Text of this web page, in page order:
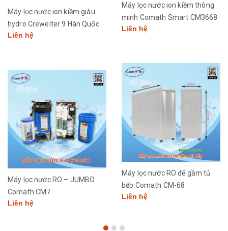
Máy lọc nước ion kiềm giàu
hydro Crewelter 9 Hàn Quốc
Liên hệ
Máy lọc nước RO – JUMBO
Comath CM7
Liên hệ
Máy lọc nước ion kiềm thông
minh Comath Smart CM3668
Liên hệ
Máy lọc nước RO để gầm tủ
bếp Comath CM-68
Liên hệ